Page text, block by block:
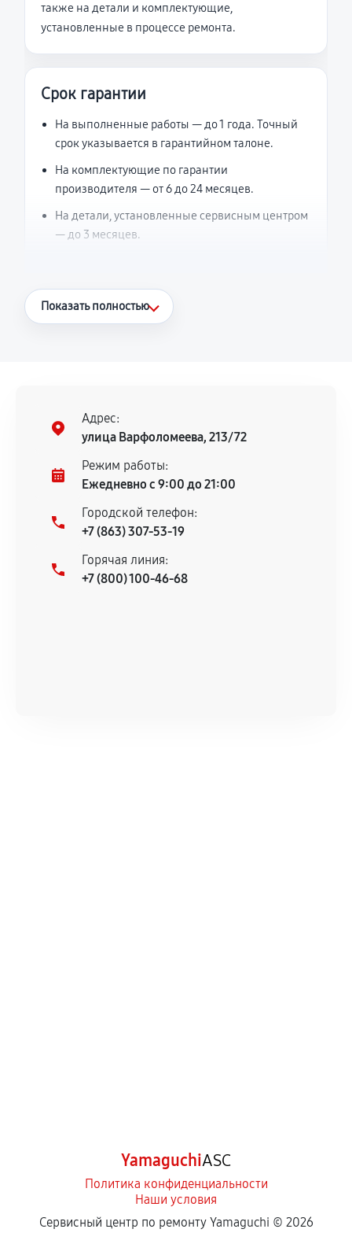
также на детали и комплектующие,
установленные в процессе ремонта.
Срок гарантии
На выполненные работы — до 1 года. Точный
срок указывается в гарантийном талоне.
На комплектующие по гарантии
производителя — от 6 до 24 месяцев.
На детали, установленные сервисным центром
— до 3 месяцев.
Что считается гарантийным случаем
нормальной эксплуатации в течение
гарантийного срока.
Несоответствие комплектующей заявленным
техническим характеристикам.
Документы для подтверждения
гарантии
отдельных условиях.
Если комплектующие куплены
Показать полностью
Адрес:
улица Варфоломеева, 213/72
Режим работы:
Ежедневно с 9:00 до 21:00
Городской телефон:
+7 (863) 307-53-19
Горячая линия:
+7 (800) 100-46-68
YamaguchiASC
Политика конфиденциальности
Наши условия
Сервисный центр по ремонту Yamaguchi © 2026